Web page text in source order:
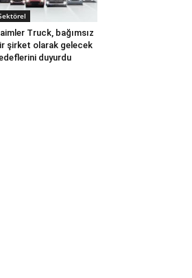
Truck, bağımsız
şirket olarak gelecek
duyurdu